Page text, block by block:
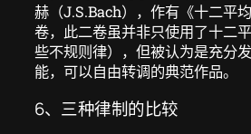
赫（J.S.Bach），作有《十二平
卷，此二卷虽并非只使用了十二
些不规则律），但被认为是充分
能，可以自由转调的典范作品。
6、三种律制的比较